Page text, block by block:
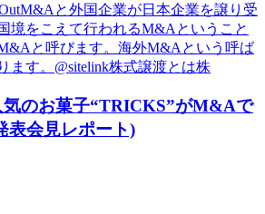
と外国企業が日本企業を譲り受
境をこえて行われるM&Aということ
と呼びます。海外M&Aという呼ば
ます。@sitelink株式譲渡とは株
気のお菓子“TRICKS”がM&Aで
表会見レポート)